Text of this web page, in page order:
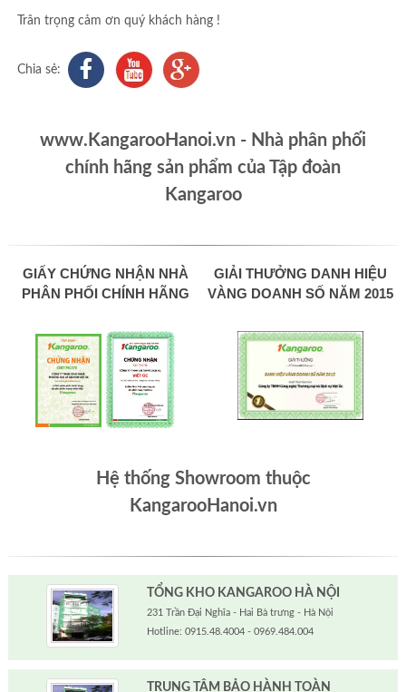
Trân trọng cảm ơn quý khách hàng !
Chia sẻ:
www.KangarooHanoi.vn - Nhà phân phối
chính hãng sản phẩm của Tập đoàn
Kangaroo
GIẤY CHỨNG NHẬN NHÀ
PHÂN PHỐI CHÍNH HÃNG
GIẢI THƯỞNG DANH HIỆU
VÀNG DOANH SỐ NĂM 2015
Hệ thống Showroom thuộc
KangarooHanoi.vn
TỔNG KHO KANGAROO HÀ NỘI
231 Trần Đại Nghĩa - Hai Bà trưng - Hà Nội
Hotline: 0915.48.4004 - 0969.484.004
TRUNG TÂM BẢO HÀNH TOÀN